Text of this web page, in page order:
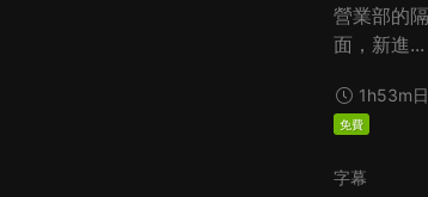
營業部的
面，新進...
1h53m
免費
字幕